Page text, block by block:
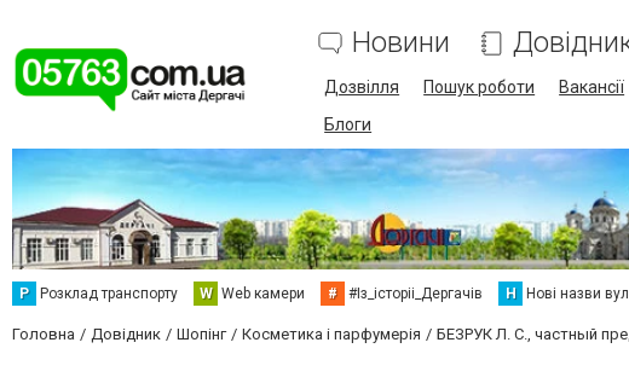
Новини
Дозвілля Пошук роботи Вакансії
Блоги
Р Розклад транспорту W Web камери # #Із_історіі_Дергачів Н Нові назви
Головна Довідник Шопінг Косметика і парфумерія БЕЗРУК Л. С., частный